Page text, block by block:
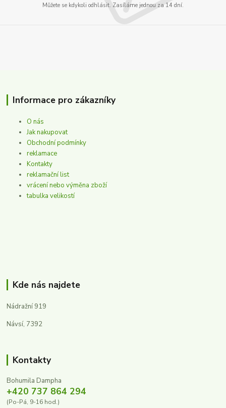
Můžete se kdykoli odhlásit. Zasíláme jednou za 14 dní.
Informace pro zákazníky
O nás
Jak nakupovat
Obchodní podmínky
reklamace
Kontakty
reklamační list
vrácení nebo výměna zboží
tabulka velikostí
Kde nás najdete
Nádražní 919
Návsí, 7392
Kontakty
Bohumila Dampha
+420 737 864 294
(Po-Pá, 9-16 hod.)